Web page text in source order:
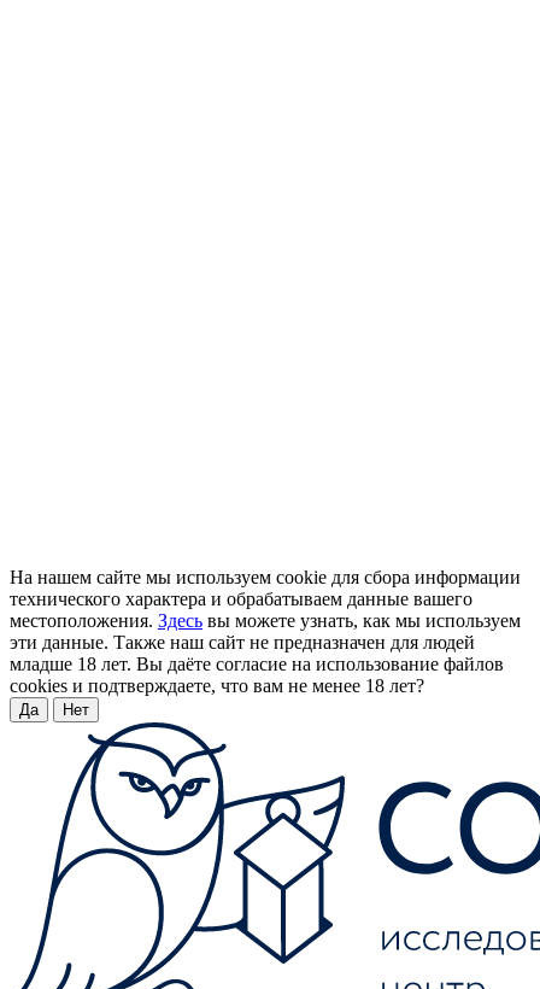
На нашем сайте мы используем cookie для сбора информации
технического характера и обрабатываем данные вашего
местоположения. Здесь вы можете узнать, как мы используем
эти данные. Также наш сайт не предназначен для людей
младше 18 лет. Вы даёте согласие на использование файлов
cookies и подтверждаете, что вам не менее 18 лет?
Да Нет